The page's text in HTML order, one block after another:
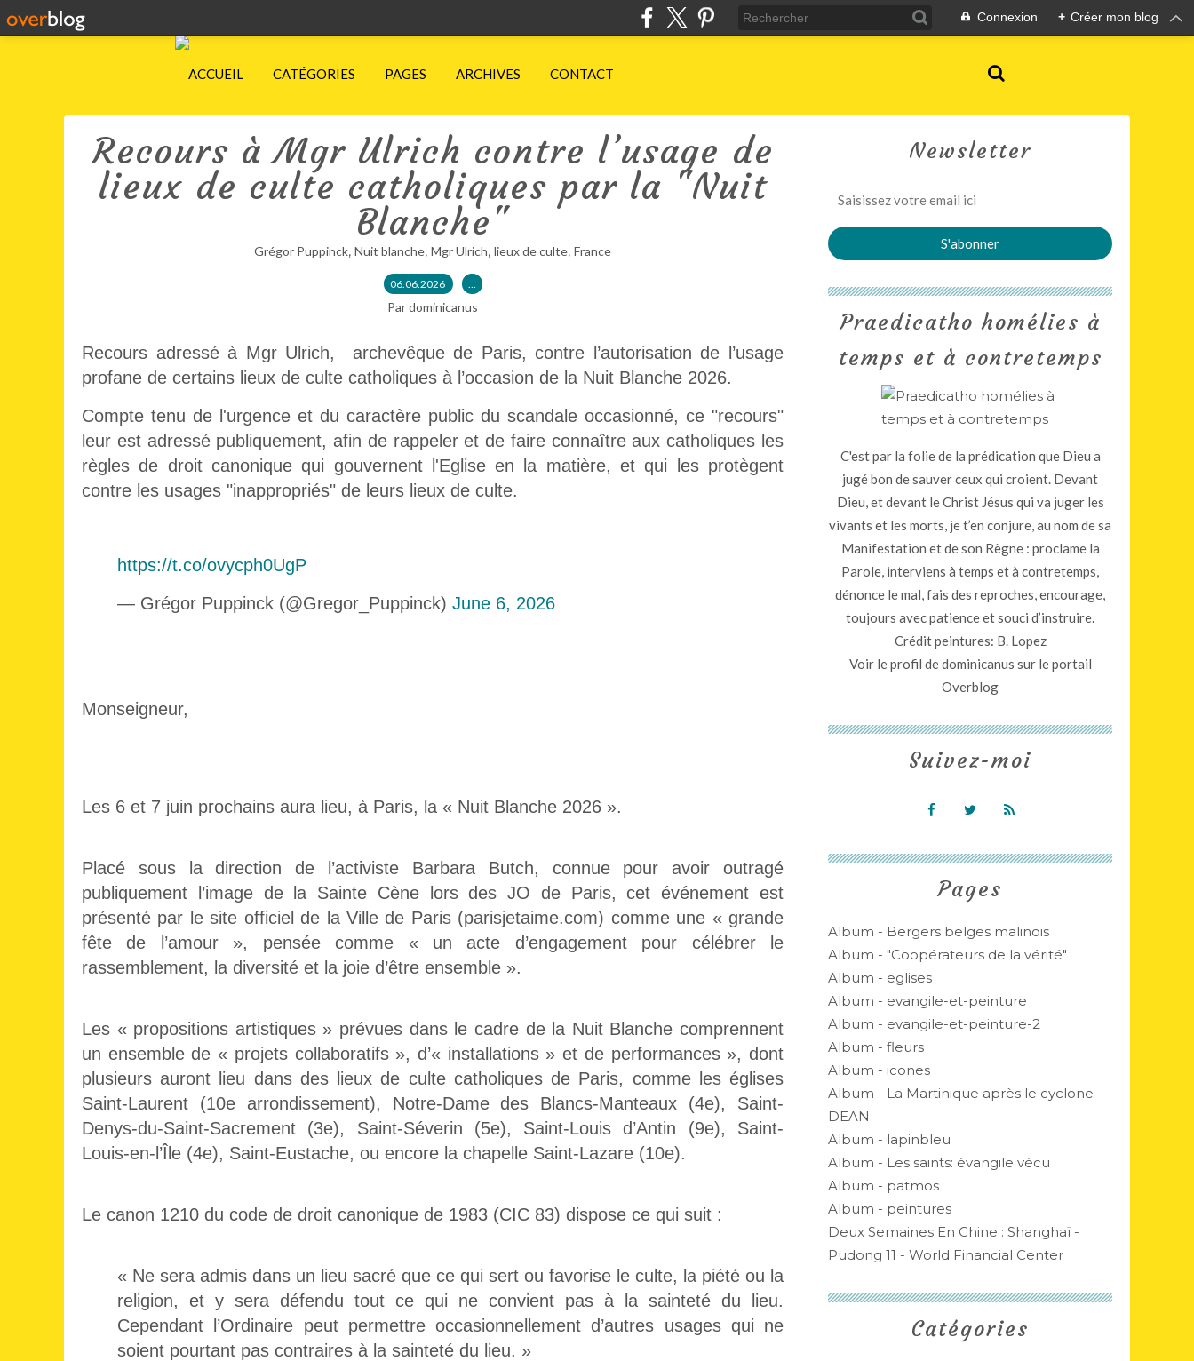
Connexion + Créer mon blog
ACCUEIL CATÉGORIES PAGES ARCHIVES CONTACT
Recours à Mgr Ulrich contre l’usage de
lieux de culte catholiques par la "Nuit
Blanche"
Grégor Puppinck, Nuit blanche, Mgr Ulrich, lieux de culte, France
06.06.2026 …
Par dominicanus
Recours adressé à Mgr Ulrich, archevêque de Paris, contre l’autorisation de l’usage
profane de certains lieux de culte catholiques à l’occasion de la Nuit Blanche 2026.
Compte tenu de l'urgence et du caractère public du scandale occasionné, ce "recours"
leur est adressé publiquement, afin de rappeler et de faire connaître aux catholiques les
règles de droit canonique qui gouvernent l'Eglise en la matière, et qui les protègent
contre les usages "inappropriés" de leurs lieux de culte.
https://t.co/ovycph0UgP
— Grégor Puppinck (@Gregor_Puppinck) June 6, 2026
Monseigneur,
Les 6 et 7 juin prochains aura lieu, à Paris, la « Nuit Blanche 2026 ».
Placé sous la direction de l’activiste Barbara Butch, connue pour avoir outragé
publiquement l’image de la Sainte Cène lors des JO de Paris, cet événement est
présenté par le site officiel de la Ville de Paris (parisjetaime.com) comme une « grande
fête de l’amour », pensée comme « un acte d’engagement pour célébrer le
rassemblement, la diversité et la joie d’être ensemble ».
Les « propositions artistiques » prévues dans le cadre de la Nuit Blanche comprennent
un ensemble de « projets collaboratifs », d’« installations » et de performances », dont
plusieurs auront lieu dans des lieux de culte catholiques de Paris, comme les églises
Saint-Laurent (10e arrondissement), Notre-Dame des Blancs-Manteaux (4e), Saint-
Denys-du-Saint-Sacrement (3e), Saint-Séverin (5e), Saint-Louis d’Antin (9e), Saint-
Louis-en-l’Île (4e), Saint-Eustache, ou encore la chapelle Saint-Lazare (10e).
Le canon 1210 du code de droit canonique de 1983 (CIC 83) dispose ce qui suit :
« Ne sera admis dans un lieu sacré que ce qui sert ou favorise le culte, la piété ou la
religion, et y sera défendu tout ce qui ne convient pas à la sainteté du lieu.
Cependant l’Ordinaire peut permettre occasionnellement d’autres usages qui ne
soient pourtant pas contraires à la sainteté du lieu. »
Newsletter
Catégories
Pages
Album - Bergers belges malinois
Album - "Coopérateurs de la vérité"
Album - eglises
Album - evangile-et-peinture
Album - evangile-et-peinture-2
Album - fleurs
Album - icones
Album - La Martinique après le cyclone
DEAN
Album - lapinbleu
Album - Les saints: évangile vécu
Album - patmos
Album - peintures
Deux Semaines En Chine : Shanghaï -
Pudong 11 - World Financial Center
Praedicatho homélies à
temps et à contretemps
C'est par la folie de la prédication que Dieu a
jugé bon de sauver ceux qui croient. Devant
Dieu, et devant le Christ Jésus qui va juger les
vivants et les morts, je t’en conjure, au nom de sa
Manifestation et de son Règne : proclame la
Parole, interviens à temps et à contretemps,
dénonce le mal, fais des reproches, encourage,
toujours avec patience et souci d’instruire.
Crédit peintures: B. Lopez
Voir le profil dedominicanus sur le portail
Overblog
Suivez-moi